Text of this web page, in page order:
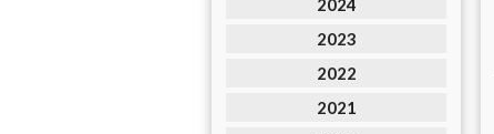
2024
2023
2022
2021